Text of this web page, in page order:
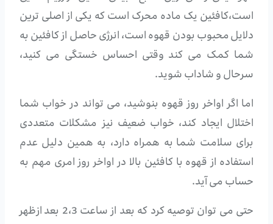
است،کافئین یک ماده محرک است که یکی از اصلی ترین
دلایل محبوب بودن قهوه است، انرژی حاصل از کافئین به
شما کمک می کند وقتی احساس خستگی می کنید،
سرحال و شاداب شوید.
اما اگر اواخر روز قهوه بنوشید، می تواند در خواب شما
اختلال ایجاد کند، خواب ضعیف نیز مشکلات متعددی
برای سلامت شما به همراه دارد، به همین دلیل عدم
استفاده از قهوه با کافئین بالا در اواخر روز امری مهم به
حساب می آید.
حتی می توان توصیه کرد که بعد از ساعت 2،3 بعد ازظهر